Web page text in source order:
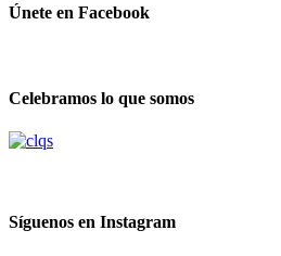
Únete en Facebook
Celebramos lo que somos
Síguenos en Instagram